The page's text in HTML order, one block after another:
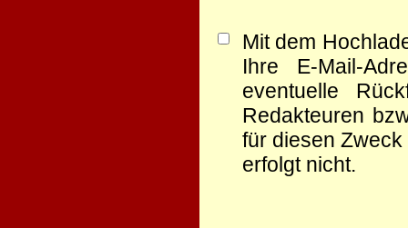
Mit dem
Ihre E-Mail-
eventuelle
Redakteuren
für diesen
erfolgt nicht.